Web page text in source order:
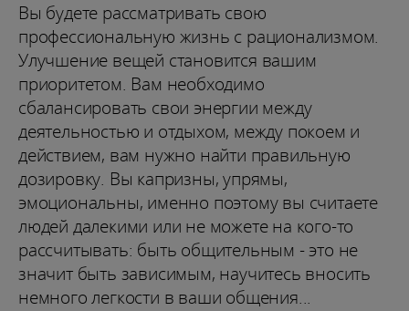
Вы будете рассматривать свою
профессиональную жизнь с рационализмом.
Улучшение вещей становится вашим
приоритетом. Вам необходимо
сбалансировать свои энергии между
деятельностью и отдыхом, между покоем и
действием, вам нужно найти правильную
дозировку. Вы капризны, упрямы,
эмоциональны, именно поэтому вы считаете
людей далекими или не можете на кого-то
рассчитывать: быть общительным - это не
значит быть зависимым, научитесь вносить
немного легкости в ваши общения...